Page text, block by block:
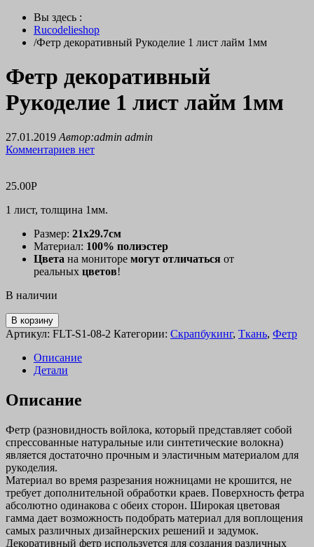
Вы здесь :
Rucodelieshop
/Фетр декоративный Рукоделие 1 лист лайм 1мм
Фетр декоративный
Рукоделие 1 лист лайм 1мм
27.01.2019 Автор:admin admin
Комментариев нет
25.00Р
1 лист, толщина 1мм.
Размер: 21х29.7см
Материал: 100% полиэстер
Цвета на мониторе могут отличаться от
реальных цветов!
В наличии
В корзину
Артикул: FLT-S1-08-2 Категории: Скрапбукинг, Ткань, Фетр
Описание
Детали
Описание
Фетр (разновидность войлока, который представляет собой
спрессованные натуральные или синтетические волокна)
является достаточно прочным и эластичным материалом для
рукоделия.
Материал во время разрезания ножницами не крошится, не
требует дополнительной обработки краев. Поверхность фетра
абсолютно одинакова с обеих сторон. Широкая цветовая
гамма дает возможность подобрать материал для воплощения
самых различных дизайнерских решений и задумок.
Декоративный фетр используется для создания различных